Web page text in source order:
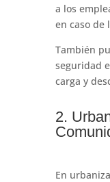
a los
en caso de
También
seguridad
carga y
2.
En